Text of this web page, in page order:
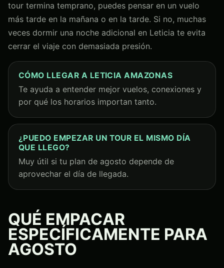
tour termina temprano, puedes pensar en un vuelo
más tarde en la mañana o en la tarde. Si no, muchas
veces dormir una noche adicional en Leticia te evita
cerrar el viaje con demasiada presión.
CÓMO LLEGAR A LETICIA AMAZONAS
Te ayuda a entender mejor vuelos, conexiones y
por qué los horarios importan tanto.
¿PUEDO EMPEZAR UN TOUR EL MISMO DÍA
QUE LLEGO?
Muy útil si tu plan de agosto depende de
aprovechar el día de llegada.
QUÉ EMPACAR
ESPECÍFICAMENTE PARA
AGOSTO